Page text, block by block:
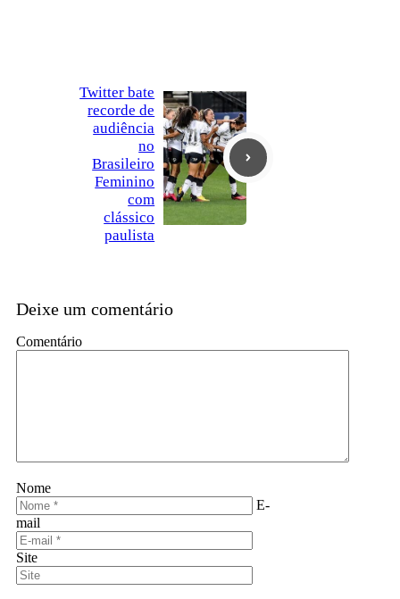
Twitter bate
recorde de
audiência
no
Brasileiro
Feminino
com
clássico
paulista
Deixe um comentário
Comentário
Nome
E-
mail
Site